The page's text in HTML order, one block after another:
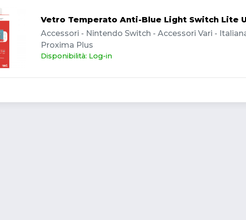
Vetro Temperato Anti-Blue Light Switch Lite
Accessori - Nintendo Switch - Accessori Vari -
Proxima Plus
Disponibilità: Log-in